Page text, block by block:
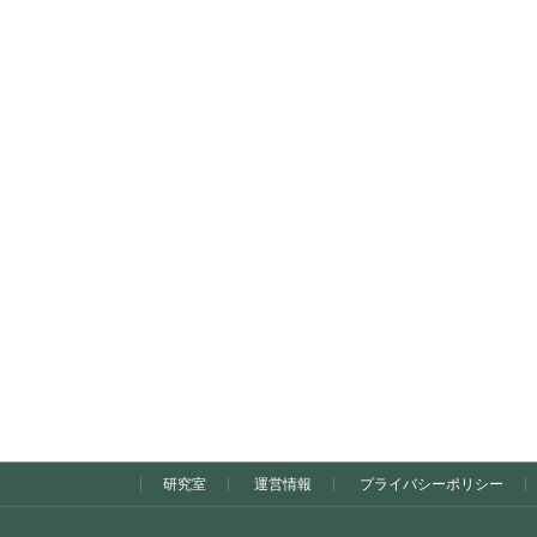
研究室 運営情報 プライバシーポリシー